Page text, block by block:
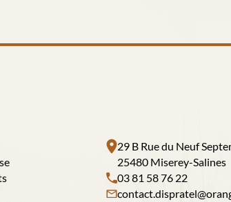
29 B Rue du Neuf
25480 Miserey-Salines
03 81 58 76 22